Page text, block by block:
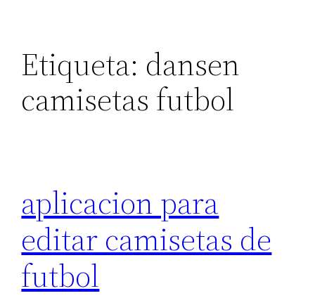
Etiqueta: dansen
camisetas futbol
aplicacion para
editar camisetas de
futbol